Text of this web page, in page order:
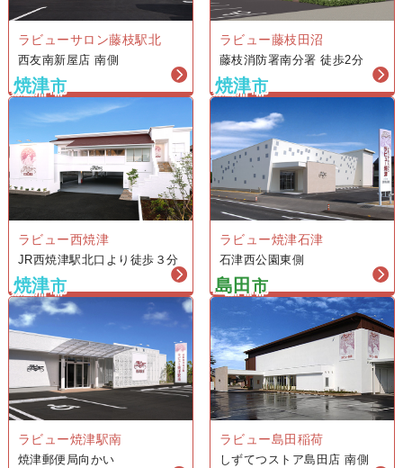
ラビューサロン藤枝駅北
西友南新屋店 南側
ラビュー藤枝田沼
藤枝消防署南分署 徒歩2分
焼津市
ラビュー西焼津
JR西焼津駅北口より徒歩３分
焼津市
ラビュー焼津石津
石津西公園東側
焼津市
ラビュー焼津駅南
焼津郵便局向かい
島田 市
ラビュー島田稲荷
しずてつストア島田店 南側